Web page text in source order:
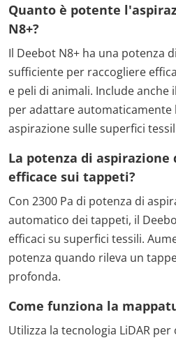
Quanto è potente
N8+?
Il Deebot N8+ ha una potenza
sufficiente per raccogliere
e peli di animali. Include
per adattare automaticamente
aspirazione sulle superfici
La potenza di aspirazione
efficace sui tappeti?
Con 2300 Pa di potenza di
automatico dei tappeti, il
efficaci su superfici tessili.
potenza quando rileva un
profonda.
Come funziona la
Utilizza la tecnologia LiDAR